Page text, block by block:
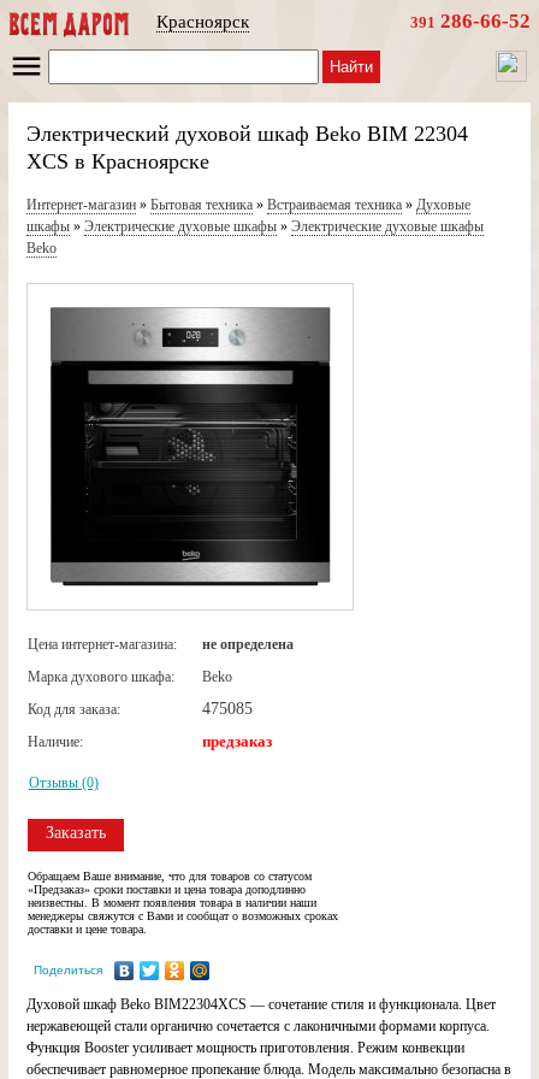
Красноярск 391 286-66-52
Найти
Электрический духовой шкаф Beko BIM 22304
XCS в Красноярске
Интернет-магазин» Бытовая техника» Встраиваемая техника» Духовые
шкафы» Электрические духовые шкафы» Электрические духовые шкафы
Beko
Цена интернет-магазина:
не определена
Марка духового шкафа:
Beko
Код для заказа:
475085
Наличие: предзаказ
Отзывы (0)
Заказать
Обращаем Ваше внимание, что для товаров со статусом
«Предзаказ» сроки поставки и цена товара доподлинно
неизвестны. В момент появления товара в наличии наши
менеджеры свяжутся с Вами и сообщат о возможных сроках
доставки и цене товара.
Поделиться
Духовой шкаф Beko BIM22304XCS — сочетание стиля и функционала. Цвет
нержавеющей стали органично сочетается с лаконичными формами корпуса.
Функция Booster усиливает мощность приготовления. Режим конвекции
обеспечивает равномерное пропекание блюда. Модель максимально безопасна в